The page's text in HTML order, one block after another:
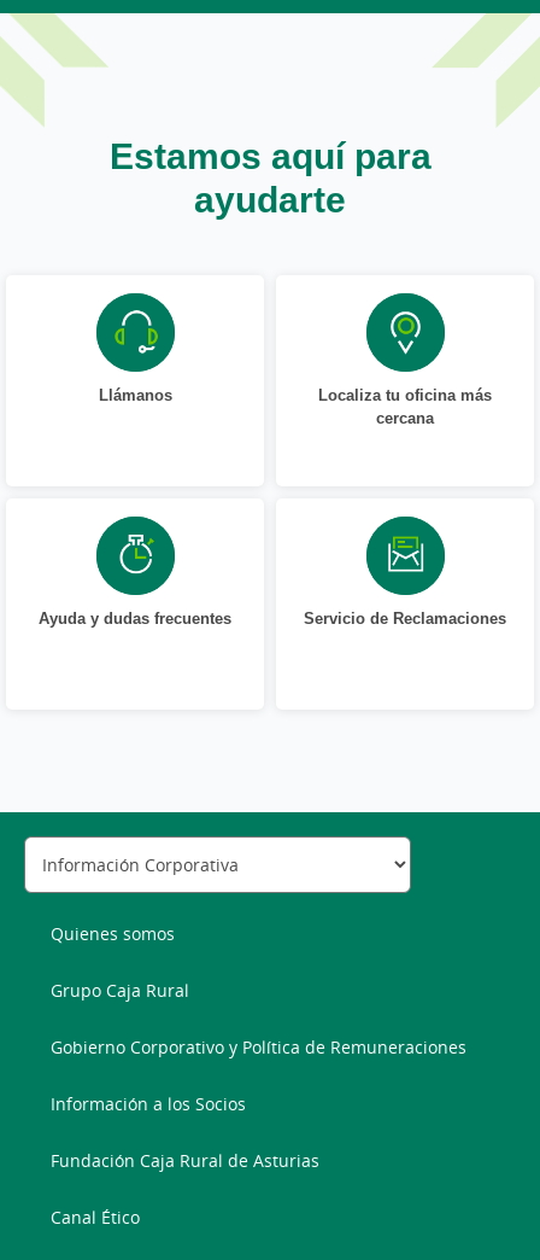
Estamos aquí para
ayudarte
Llámanos
Localiza tu oficina más
cercana
Ayuda y dudas frecuentes Servicio de Reclamaciones
Quienes somos
Grupo Caja Rural
Gobierno Corporativo y Política de Remuneraciones
Información a los Socios
Fundación Caja Rural de Asturias
Canal Ético